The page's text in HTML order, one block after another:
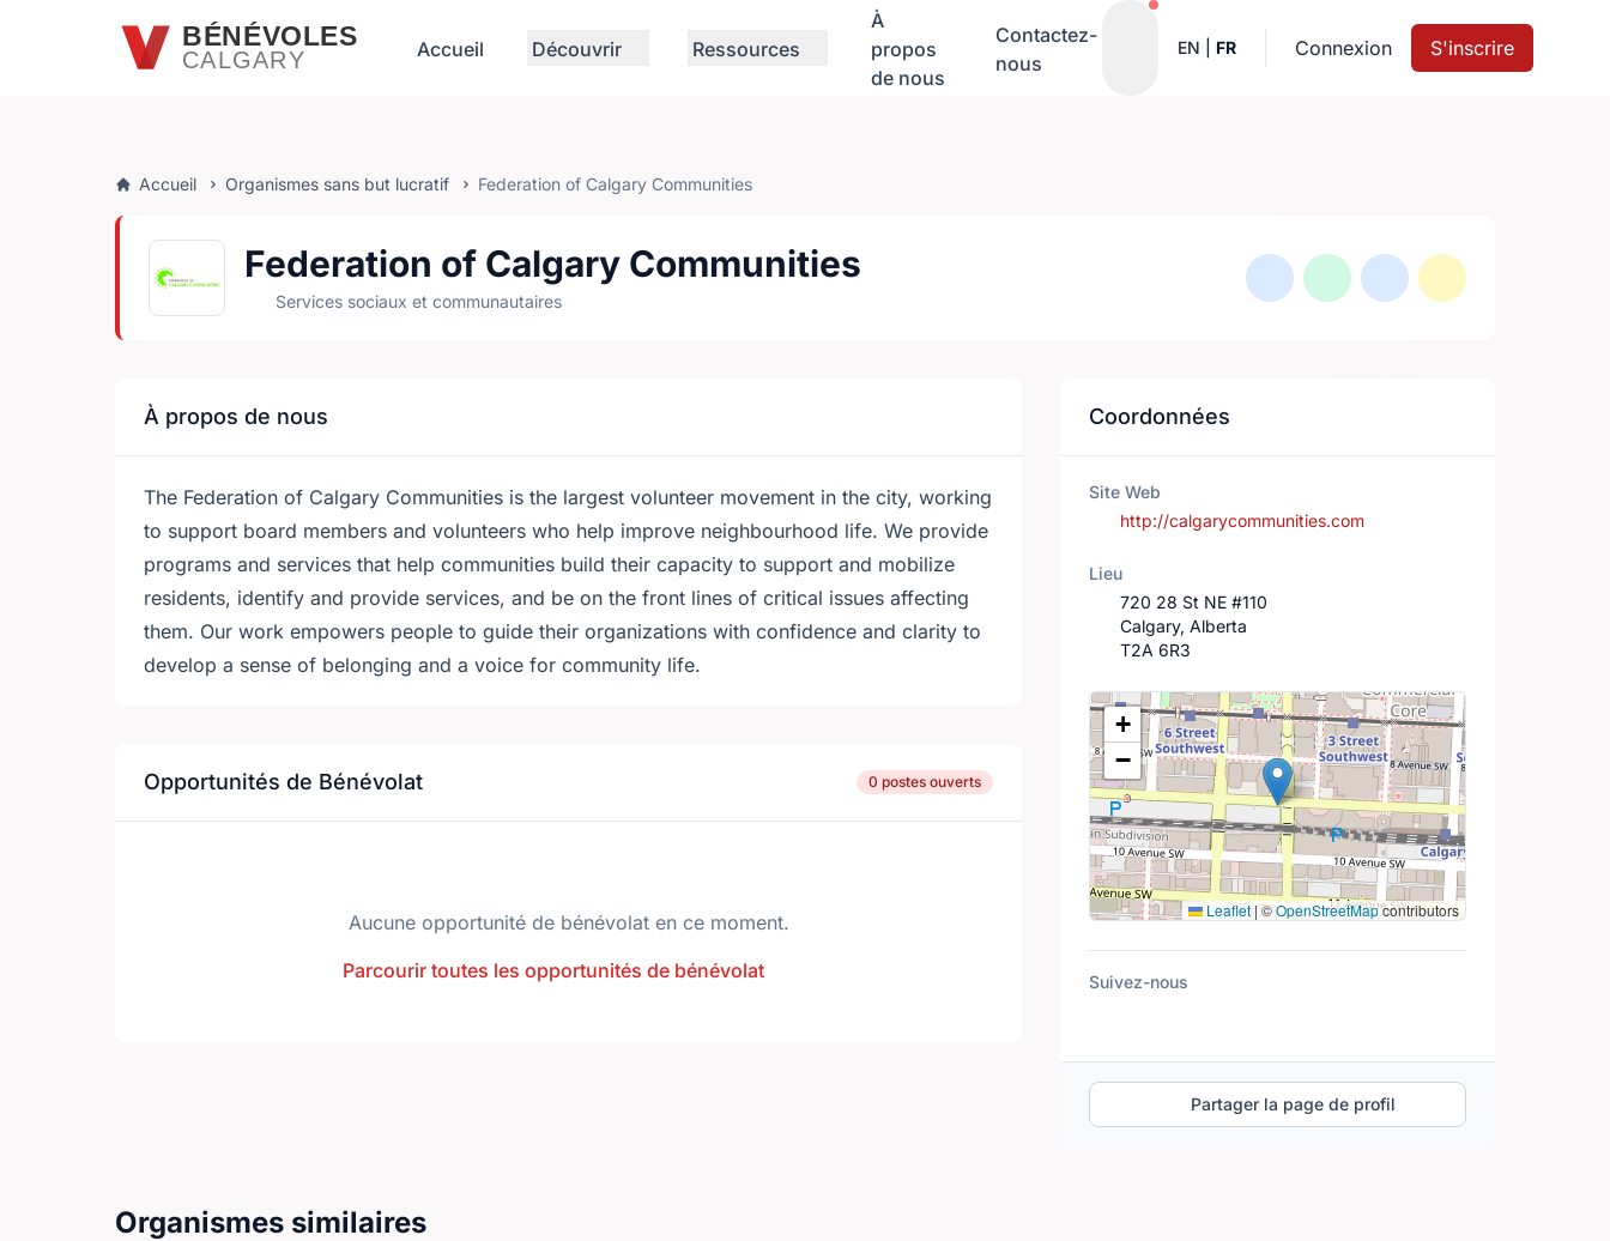
Passer au contenu principalBÉNÉVOLES
CALGARY Accueil Découvrir Ressources
À
propos
de nous
Contactez-
nous
Notifications actives
EN FR Connexion S'inscrire
Accueil Organismes sans but lucratif Federation of Calgary Communities
Federation of Calgary Communities
Services sociaux et communautaires
À propos de nous
The Federation of Calgary Communities is the largest volunteer movement in the city, working
to support board members and volunteers who help improve neighbourhood life. We provide
programs and services that help communities build their capacity to support and mobilize
residents, identify and provide services, and be on the front lines of critical issues affecting
them. Our work empowers people to guide their organizations with confidence and clarity to
develop a sense of belonging and a voice for community life.
Opportunités de Bénévolat 0 postes ouverts
Aucune opportunité de bénévolat en ce moment.
Parcourir toutes les opportunités de bénévolat
Coordonnées
Site Web
http://calgarycommunities.com
Lieu
720 28 St NE #110
Calgary, Alberta
T2A 6R3
Lieu
+
−
Leaflet | ©OpenStreetMapcontributors
Suivez-nous
Partager la page de profil
Organismes similaires